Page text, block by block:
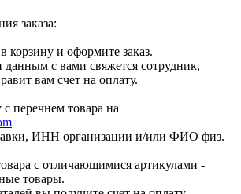
заказа:
корзину и оформите заказ.
с вами свяжется сотрудник,
вам счет на оплату.
с перечнем товара на
ИНН организации и/или ФИО физ.
с отличающимися артикулами -
товары.